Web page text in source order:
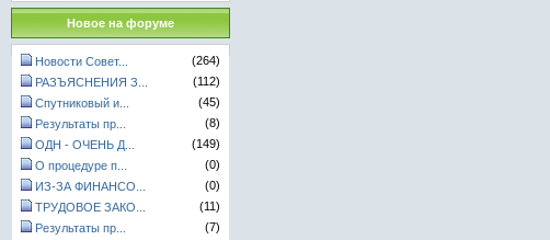
Новое на форуме
Новости Совет...
(264)
РАЗЪЯСНЕНИЯ З...
(112)
Спутниковый и...
(45)
Результаты пр...
(8)
ОДН - ОЧЕНЬ Д...
(149)
О процедуре п...
(0)
ИЗ-ЗА ФИНАНСО...
(0)
ТРУДОВОЕ ЗАКО...
(11)
Результаты пр...
(7)